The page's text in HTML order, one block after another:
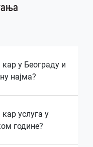
у Београду и
најма?
зависи
и додатних
услуга у
године?